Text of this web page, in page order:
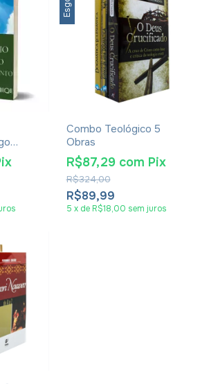
Brasil
Combo Teológico 5
Obras
R$89,99
R$324,00
R$87,29 com Pix
5 x de R$18,00 sem juros